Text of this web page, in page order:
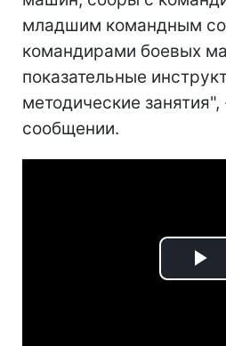
младшим командным
командирами боевых
показательные
методические занятия",
сообщении.